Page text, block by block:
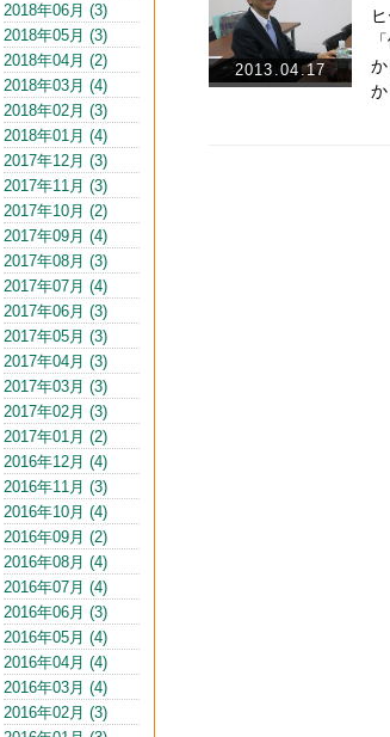
2013.04.17
2018年06月 (3)
2018年05月 (3)
2018年04月 (2)
2018年03月 (4)
2018年02月 (3)
2018年01月 (4)
2017年12月 (3)
2017年11月 (3)
2017年10月 (2)
2017年09月 (4)
2017年08月 (3)
2017年07月 (4)
2017年06月 (3)
2017年05月 (3)
2017年04月 (3)
2017年03月 (3)
2017年02月 (3)
2017年01月 (2)
2016年12月 (4)
2016年11月 (3)
2016年10月 (4)
2016年09月 (2)
2016年08月 (4)
2016年07月 (4)
2016年06月 (3)
2016年05月 (4)
2016年04月 (4)
2016年03月 (4)
2016年02月 (3)